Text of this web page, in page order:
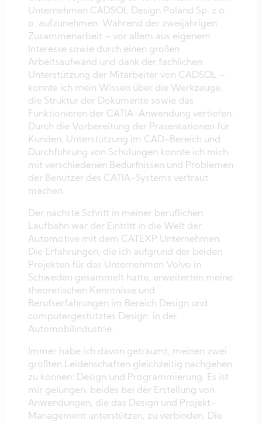
Unternehmen CADSOL Design Poland Sp. z o.
o. aufzunehmen. Während der zweijährigen
Zusammenarbeit – vor allem aus eigenem
Interesse sowie durch einen großen
Arbeitsaufwand und dank der fachlichen
Unterstützung der Mitarbeiter von CADSOL –
konnte ich mein Wissen über die Werkzeuge,
die Struktur der Dokumente sowie das
Funktionieren der CATIA-Anwendung vertiefen.
Durch die Vorbereitung der Präsentationen für
Kunden, Unterstützung im CAD-Bereich und
Durchführung von Schulungen konnte ich mich
mit verschiedenen Bedürfnissen und Problemen
der Benutzer des CATIA-Systems vertraut
machen.
Der nächste Schritt in meiner beruflichen
Laufbahn war der Eintritt in die Welt der
Automotive mit dem CATEXP Unternehmen.
Die Erfahrungen, die ich aufgrund der beiden
Projekten für das Unternehmen Volvo in
Schweden gesammelt hatte, erweiterten meine
theoretischen Kenntnisse und
Berufserfahrungen im Bereich Design und
computergestütztes Design in der
Automobilindustrie.
Immer habe ich davon geträumt, meinen zwei
größten Leidenschaften gleichzeitig nachgehen
zu können: Design und Programmierung. Es ist
mir gelungen, beides bei der Erstellung von
Anwendungen, die das Design und Projekt-
Management unterstützen, zu verbinden. Die